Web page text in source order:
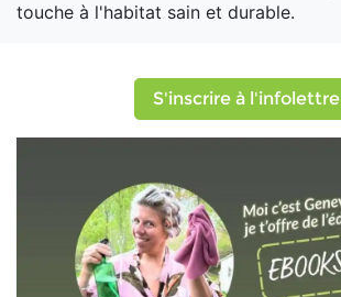
touche à l'habitat sain et durable.
S'inscrire à l'infolettre